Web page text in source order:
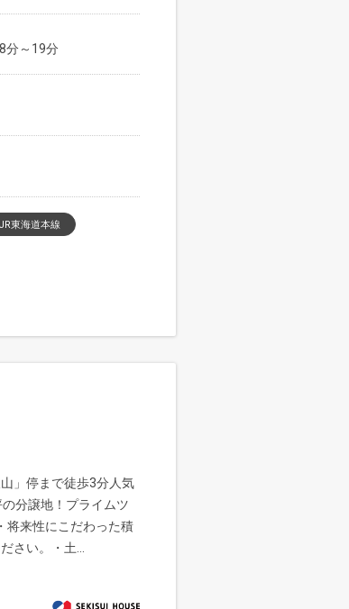
分～19分
JR東海道本線
」停まで徒歩3分人気
分譲地！プライムツ
将来性にこだわった積
さい。・土...